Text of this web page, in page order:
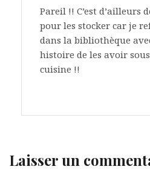
Pareil !! C’est d’ailleurs
pour les stocker car je
dans la bibliothèque
histoire de les avoir
cuisine !!
Laisser un